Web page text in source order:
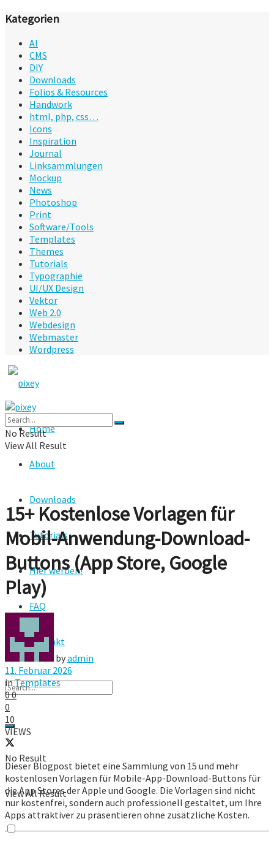
Kategorien
AI
CMS
DIY
Downloads
Folios & Resources
Handwork
html, php, css…
Icons
Inspiration
Journal
Linksammlungen
Mockup
News
Photoshop
Print
Software/Tools
Templates
Themes
Tutorials
Typographie
UI/UX Design
Vektor
Web 2.0
Webdesign
Webmaster
Wordpress
Home
About
Downloads
Tutorials
Hier werben!
FAQ
Kontakt
No Result
View All Result
No Result
View All Result
15+ Kostenlose Vorlagen für
Mobil-Anwendung-Download-
Buttons (App Store, Google
Play)
byadmin
11. Februar 2026
inTemplates
00
0
10
VIEWS
Dieser Blogpost bietet eine Sammlung von 15 und mehr
kostenlosen Vorlagen für Mobile-App-Download-Buttons für
die App Stores der Apple und Google. Die Vorlagen sind nicht
nur kostenfrei, sondern auch professionell gestaltet, um Ihre
Apps attraktiver zu präsentieren ohne zusätzliche Kosten.